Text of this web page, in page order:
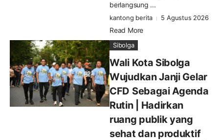
berlangsung ...
kantong berita 5 Agustus 2026
Read More
Sibolga
Wali Kota Sibolga
Wujudkan Janji Gelar
CFD Sebagai Agenda
Rutin | Hadirkan
ruang publik yang
sehat dan produktif